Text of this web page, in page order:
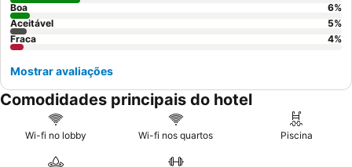
Boa
6%
Aceitável
5%
Fraca
4%
Mostrar avaliações
Comodidades principais do hotel
Wi-fi no lobby Wi-fi nos quartos Piscina